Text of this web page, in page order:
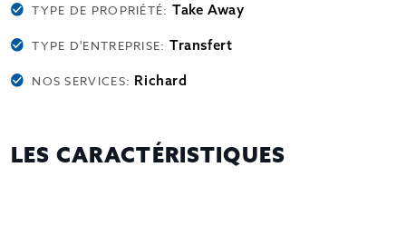
TYPE DE PROPRIÉTÉ: Take Away
TYPE D'ENTREPRISE: Transfert
NOS SERVICES: Richard
LES CARACTÉRISTIQUES